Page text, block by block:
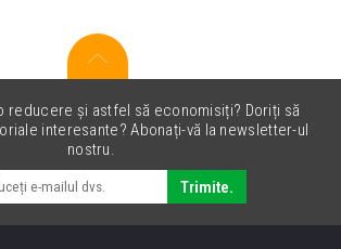
reducere și astfel să economisiți? Doriți să
interesante? Abonați-vă la newsletter-ul
nostru.
Trimite.